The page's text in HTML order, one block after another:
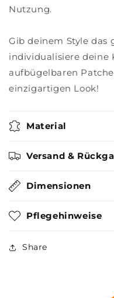
Nutzung.
Gib deinem Style das
individualisiere deine
aufbügelbaren
einzigartigen Look!
Material
Versand &
Dimensionen
Pflegehinweise
Share